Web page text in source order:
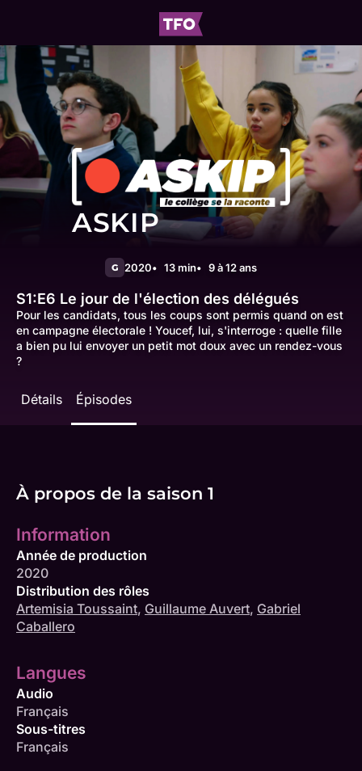
ASKIP
G 2020 13 min 9 à 12 ans
S1:E6 Le jour de l'élection des délégués
Pour les candidats, tous les coups sont permis quand on est
en campagne électorale ! Youcef, lui, s'interroge : quelle fille
a bien pu lui envoyer un petit mot doux avec un rendez-vous
?
Détails Épisodes
À propos de la saison 1
Information
Année de production
2020
Distribution des rôles
Artemisia Toussaint, Guillaume Auvert, Gabriel
Caballero
Langues
Audio
Français
Sous-titres
Français